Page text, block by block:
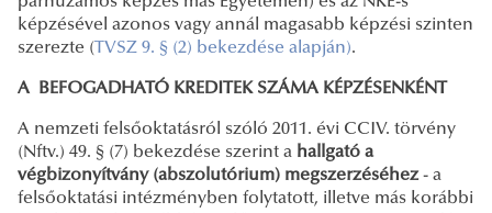
képzésével azonos vagy annál magasabb képzési szinten
szerezte (TVSZ 9. § (2) bekezdése alapján).
A BEFOGADHATÓ KREDITEK SZÁMA KÉPZÉSENKÉNT
A nemzeti felsőoktatásról szóló 2011. évi CCIV. törvény
(Nftv.) 49. § (7) bekezdése szerint a hallgató a
végbizonyítvány (abszolutórium) megszerzéséhez- a
felsőoktatási intézményben folytatott, illetve más korábbi